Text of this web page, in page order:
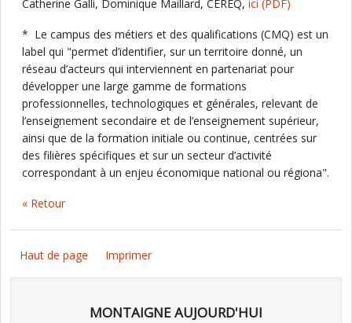
Catherine Galli, Dominique Maillard, CEREQ, ici (PDF)
* Le campus des métiers et des qualifications (CMQ) est un
label qui "permet d’identifier, sur un territoire donné, un
réseau d’acteurs qui interviennent en partenariat pour
développer une large gamme de formations
professionnelles, technologiques et générales, relevant de
l’enseignement secondaire et de l’enseignement supérieur,
ainsi que de la formation initiale ou continue, centrées sur
des filières spécifiques et sur un secteur d’activité
correspondant à un enjeu économique national ou régiona".
« Retour
Haut de page Imprimer
MONTAIGNE AUJOURD'HUI